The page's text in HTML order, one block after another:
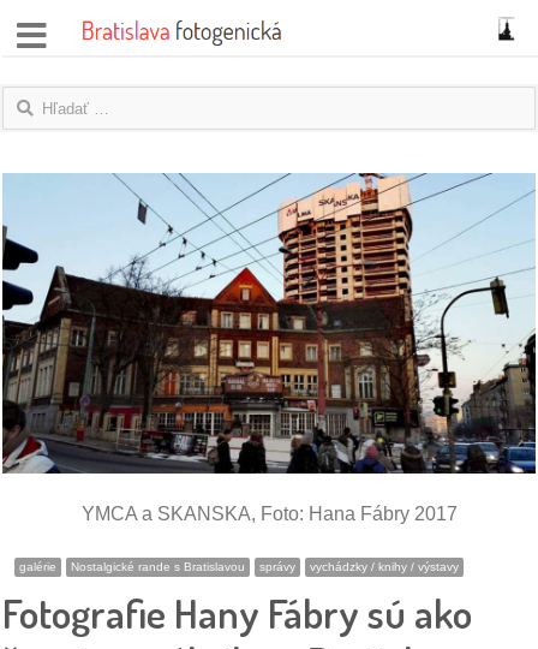
správy
blogy
rozhovory
fotky
protesty
Historický
kalendár
YMCA a SKANSKA, Foto: Hana Fábry 2017
galérie Nostalgické rande s Bratislavou správy vychádzky / knihy / výstavy
Fotografie Hany Fábry sú ako